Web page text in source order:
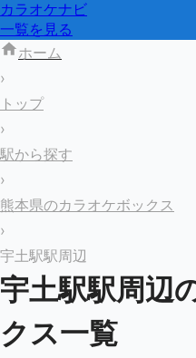
カラオケナビ
一覧を見る
ホーム
›
トップ
›
駅から探す
›
熊本県のカラオケボックス
›
宇土駅駅周辺
宇土駅駅周辺
クス一覧